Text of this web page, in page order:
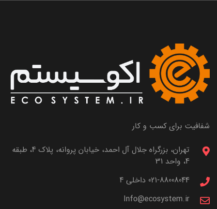
شفافیت برای کسب و کار
تهران، بزرگراه جلال آل احمد، خیابان پروانه، پلاک 4، طبقه
4، واحد 31
021-88008044 داخلی 4
Info@ecosystem.ir